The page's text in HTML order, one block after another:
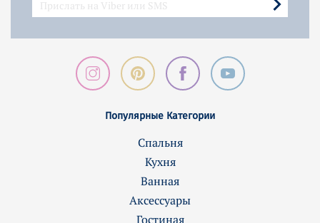
Популярные Категории
Спальня
Кухня
Ванная
Аксессуары
Гостиная